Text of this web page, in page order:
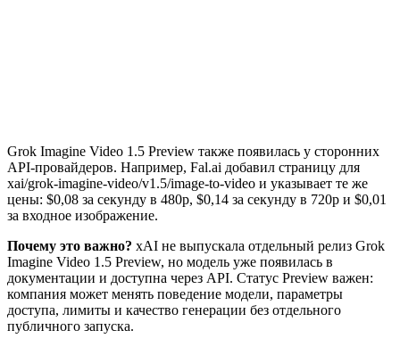
Grok Imagine Video 1.5 Preview также появилась у сторонних
API-провайдеров. Например, Fal.ai добавил страницу для
xai/grok-imagine-video/v1.5/image-to-video и указывает те же
цены: $0,08 за секунду в 480p, $0,14 за секунду в 720p и $0,01
за входное изображение.
Почему это важно? xAI не выпускала отдельный релиз Grok
Imagine Video 1.5 Preview, но модель уже появилась в
документации и доступна через API. Статус Preview важен:
компания может менять поведение модели, параметры
доступа, лимиты и качество генерации без отдельного
публичного запуска.